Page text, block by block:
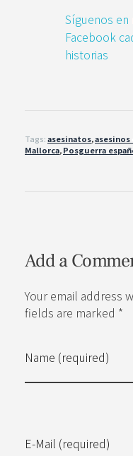
Síguenos en
Facebook
historias
Tags:asesinatos,asesinos
Mallorca,Posguerra
Add a
Your email address
fields are marked *
Name (required)
E-Mail (required)